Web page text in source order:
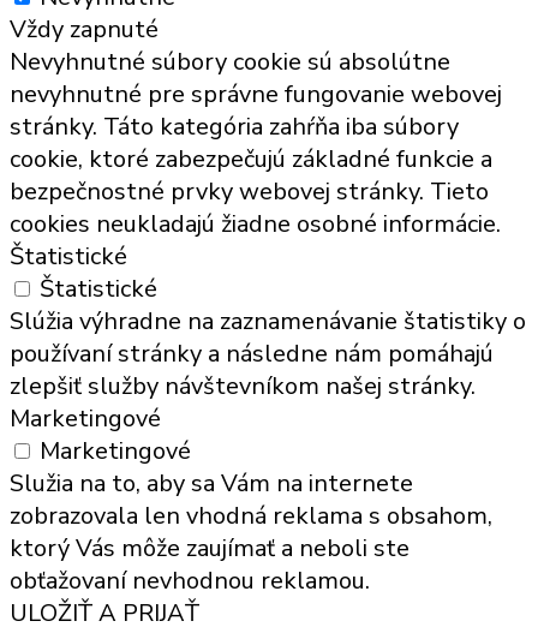
Vždy zapnuté
Nevyhnutné súbory cookie sú absolútne
nevyhnutné pre správne fungovanie webovej
stránky. Táto kategória zahŕňa iba súbory
cookie, ktoré zabezpečujú základné funkcie a
bezpečnostné prvky webovej stránky. Tieto
cookies neukladajú žiadne osobné informácie.
Štatistické
Štatistické
Slúžia výhradne na zaznamenávanie štatistiky o
používaní stránky a následne nám pomáhajú
zlepšiť služby návštevníkom našej stránky.
Marketingové
Marketingové
Služia na to, aby sa Vám na internete
zobrazovala len vhodná reklama s obsahom,
ktorý Vás môže zaujímať a neboli ste
obťažovaní nevhodnou reklamou.
ULOŽIŤ A PRIJAŤ